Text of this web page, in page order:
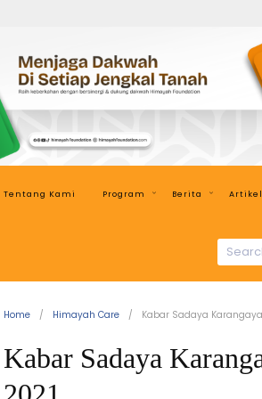
Himayah
Foundation
Menjaga
Dakwah
di
Setiap
Jengkal
Tentang Kami Program Berita Artikel
Home Himayah Care Kabar Sadaya
Kabar Sadaya